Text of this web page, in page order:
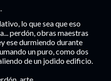
lo que sea que eso
perdón, obras maestras
ese durmiendo durante
un puro, como dos
de un jodido edificio.